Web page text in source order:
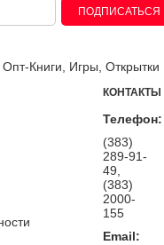
ПОДПИСАТЬСЯ
Книги, Игры, Открытки
КОНТАКТЫ
Телефон:
(383)
289-91-
49,
(383)
2000-
155
Email: